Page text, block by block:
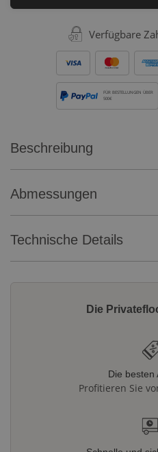
Verfügbare
FÜR BESTELLUNGEN ÜBER
500€
Beschreibung
Abmessungen
Technische Details
Die
Die besten
Profitieren Sie